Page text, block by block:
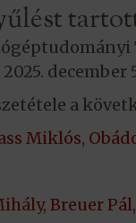
december
a
Miklós,
, Breuer Pál,